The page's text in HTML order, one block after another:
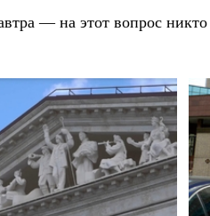
— на этот вопрос никто